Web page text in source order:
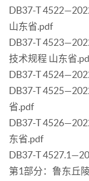
DB37-T
山东省.pdf
DB37-T
技术规程 山东省
DB37-T
DB37-T
省.pdf
DB37-T
东省.pdf
DB37-T
第1部分：鲁东丘